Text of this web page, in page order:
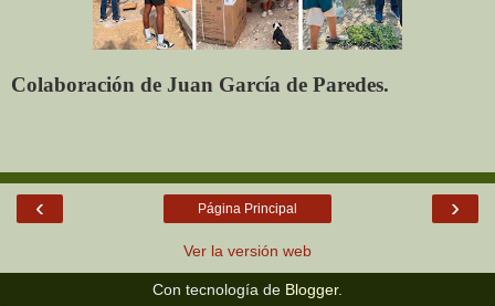
Colaboración de Juan García de Paredes.
‹ ›
Página Principal
Ver la versión web
Con tecnología de Blogger.